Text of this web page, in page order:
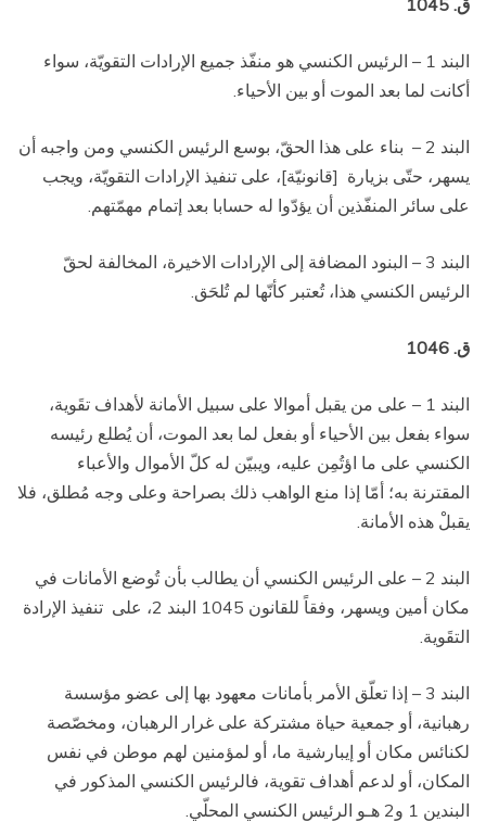
ق. 1045
البند 1 – الرئيس الكنسي هو منفّذ جميع الإرادات التقويّة، سواء
أكانت لما بعد الموت أو بين الأحياء.
البند 2 –
بناء على هذا الحقّ، بوسع الرئيس الكنسي ومن واجبه أن
يسهر، حتّى بزيارة [قانونيّة]، على تنفيذ الإرادات التقويّة، ويجب
على سائر المنفّذين أن يؤدّوا له حسابا بعد إتمام مهمّتهم.
البند 3 – البنود المضافة إلى الإرادات الاخيرة، المخالفة لحقّ
الرئيس الكنسي هذا، تُعتبر كأنّها لم تُلحَق.
ق. 1046
البند 1 – على من يقبل أموالا على سبيل الأمانة لأهداف تقَوية،
سواء بفعل بين الأحياء أو بفعل لما بعد الموت، أن يُطلع رئيسه
الكنسي على ما اؤتُمِن عليه، ويبيّن له كلّ الأموال والأعباء
المقترنة به؛ أمّا إذا منع الواهب ذلك بصراحة وعلى وجه مُطلق، فلا
يقبلْ هذه الأمانة.
البند 2 – على الرئيس الكنسي أن يطالب بأن تُوضع الأمانات في
مكان أمين ويسهر، وفقاً للقانون 1045 البند 2، على
تنفيذ الإرادة
التقَوية.
البند 3 – إذا تعلّق الأمر بأمانات معهود بها إلى عضو مؤسسة
رهبانية، أو جمعية حياة مشتركة على غرار الرهبان، ومخصّصة
لكنائس مكان أو إيبارشية ما، أو لمؤمنين لهم موطن في نفس
المكان، أو لدعم أهداف تقوية، فالرئيس الكنسي المذكور في
البندين 1 و2 هـو الرئيس الكنسي المحلّي.